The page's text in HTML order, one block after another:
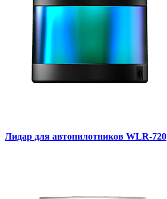
Лидар для автопилотников WLR-720